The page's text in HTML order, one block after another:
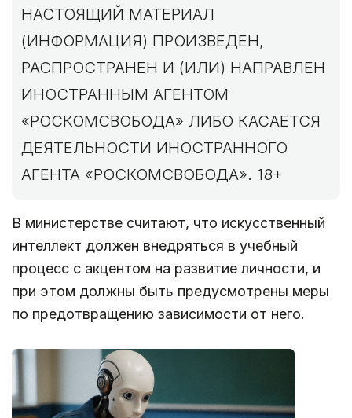
НАСТОЯЩИЙ МАТЕРИАЛ
(ИНФОРМАЦИЯ) ПРОИЗВЕДЕН,
РАСПРОСТРАНЕН И (ИЛИ) НАПРАВЛЕН
ИНОСТРАННЫМ АГЕНТОМ
«РОСКОМСВОБОДА» ЛИБО КАСАЕТСЯ
ДЕЯТЕЛЬНОСТИ ИНОСТРАННОГО
АГЕНТА «РОСКОМСВОБОДА». 18+
В министерстве считают, что искусственный
интеллект должен внедряться в учебный
процесс с акцентом на развитие личности, и
при этом должны быть предусмотрены меры
по предотвращению зависимости от него.